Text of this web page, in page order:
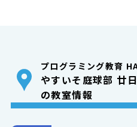
プログラミング教育
やすいそ庭球部 廿
の教室情報